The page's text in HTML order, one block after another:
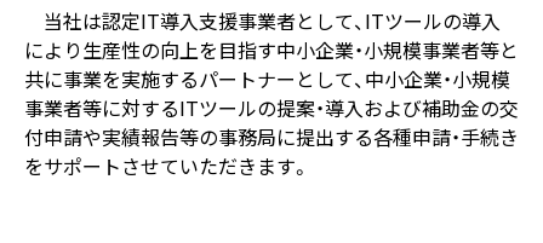
当社は認定IT導入支援事業者として、ITツールの導入
により生産性の向上を目指す中小企業・小規模事業者等と
共に事業を実施するパートナーとして、中小企業・小規模
事業者等に対するITツールの提案・導入および補助金の交
付申請や実績報告等の事務局に提出する各種申請・手続き
をサポートさせていただきます。